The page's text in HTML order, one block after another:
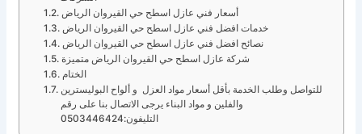
أسعار فني عازل اسطح حي القيروان الرياض
خدمات افضل فني عازل اسطح حي القيروان الرياض
نصائح افضل فني عازل اسطح حي القيروان الرياض
شركة عازل اسطح حي القيروان الرياض متميزة
للتواصل وطلب الخدمة بأقل أسعار مواد العزل و ألواح البوليسترين
والفلين و مواد البناء يرجى الاتصال بنا على رقم
التليفون:0503446424